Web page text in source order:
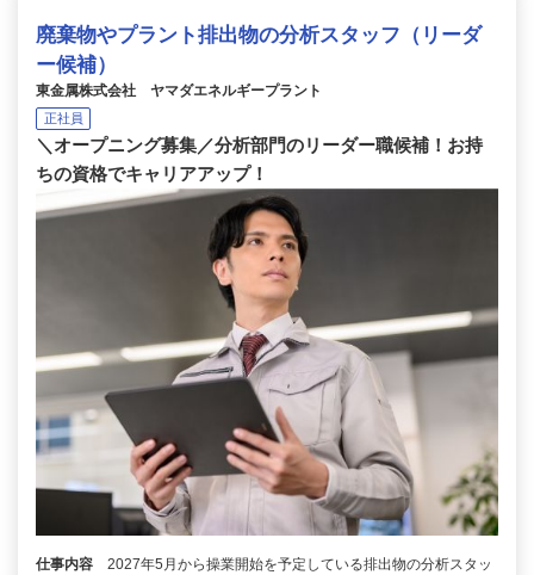
廃棄物やプラント排出物の分析スタッフ（リーダ
ー候補）
東金属株式会社 ヤマダエネルギープラント
正社員
＼オープニング募集／分析部門のリーダー職候補！お持
ちの資格でキャリアアップ！
仕事内容
2027年5月から操業開始を予定している排出物の分析スタッ